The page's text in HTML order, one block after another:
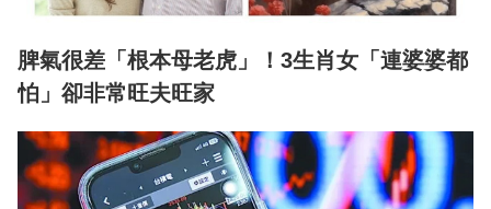
脾氣很差「根本母老虎」！3生肖女「連婆婆都
怕」卻非常旺夫旺家